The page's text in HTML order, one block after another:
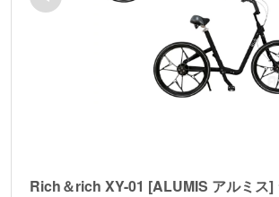
Rich＆rich XY-01 [ALUMIS アルミス]